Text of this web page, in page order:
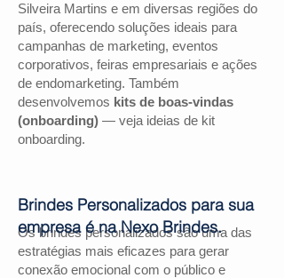
Silveira Martins e em diversas regiões do
país, oferecendo soluções ideais para
campanhas de marketing, eventos
corporativos, feiras empresariais e ações
de endomarketing. Também
desenvolvemos kits de boas-vindas
(onboarding) — veja ideias de kit
onboarding.
Os brindes personalizados são uma das
estratégias mais eficazes para gerar
conexão emocional com o público e
Brindes Personalizados para sua
empresa é na Nexo Brindes.